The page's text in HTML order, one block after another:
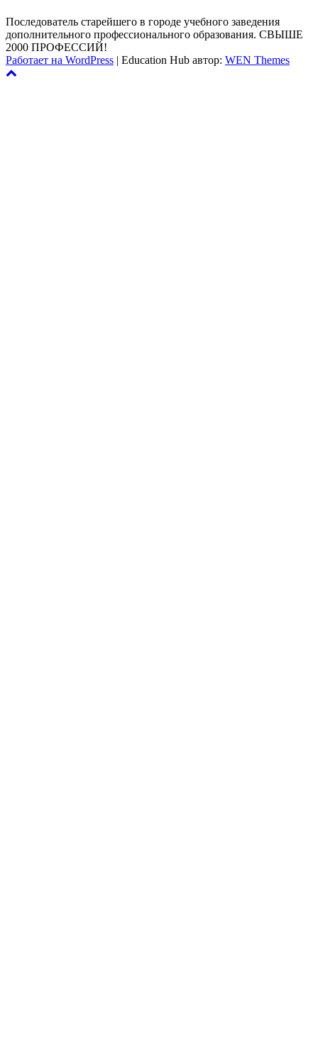
Последователь старейшего в городе учебного заведения
дополнительного профессионального образования. СВЫШЕ
2000 ПРОФЕССИЙ!
Работает на WordPress | Education Hub автор: WEN Themes